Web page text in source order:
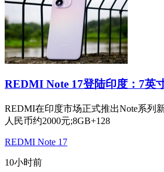
REDMI Note 17登陆印度：7英
REDMI在印度市场正式推出Note系列
人民币约2000元;8GB+128
REDMI Note 17
10小时前